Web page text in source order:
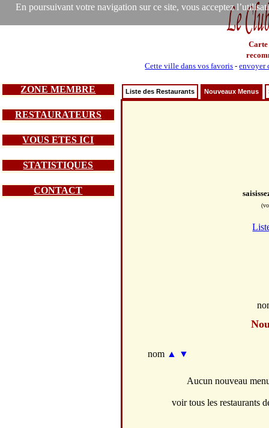
En poursuivant votre navigation sur ce site, vous acceptez
Carte
Cette ville dans vos favoris -envoyer
ZONE MEMBRE
RESTAURATEURS
VOUS ETES ICI
STATISTIQUES
CONTACT
Liste des Restaurants Nouveaux Menus
nom ▲ ▼
Aucun nouveau
voir tous les restaurants